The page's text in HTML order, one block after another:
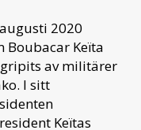
2020
Boubacar Keïta
av militärer
I sitt
Keïtas